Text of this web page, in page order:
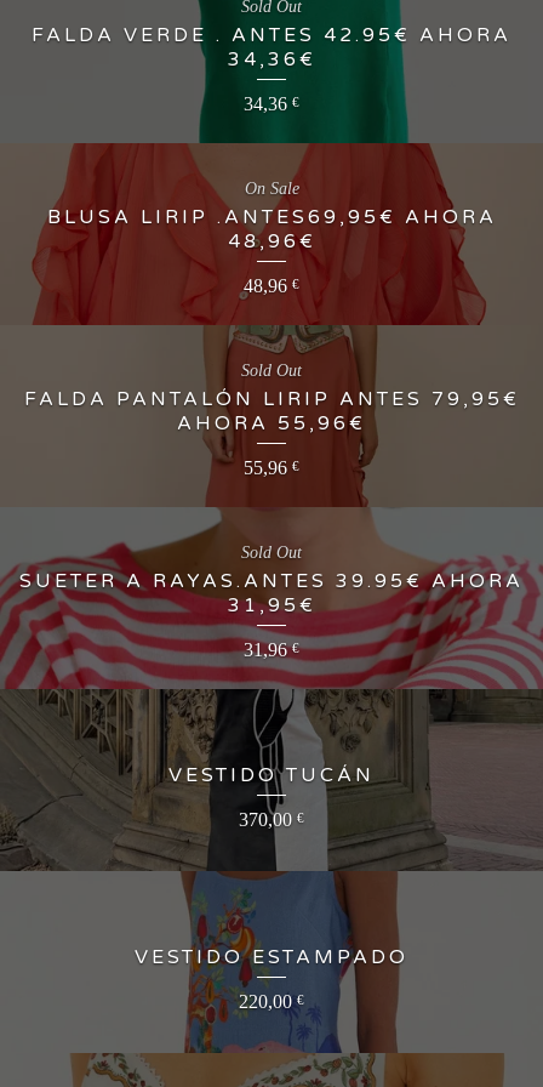
FALDA VERDE . ANTES 42.95€ AHORA
34,36€
34,36 €
Sold Out
BLUSA LIRIP .ANTES69,95€ AHORA
48,96€
48,96 €
On Sale
FALDA PANTALÓN LIRIP ANTES 79,95€
AHORA 55,96€
55,96 €
Sold Out
SUETER A RAYAS.ANTES 39.95€ AHORA
31,95€
31,96€
Sold Out
VESTIDO TUCÁN
370,00 €
VESTIDO ESTAMPADO
220,00€